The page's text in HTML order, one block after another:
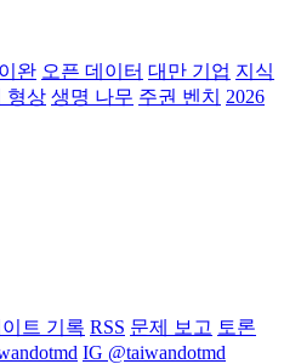
완 오픈 데이터 대만 기업 지식
형상 생명 나무 주권 벤치
2026
트 기록 RSS 문제 보고 토론
IG @taiwandotmd